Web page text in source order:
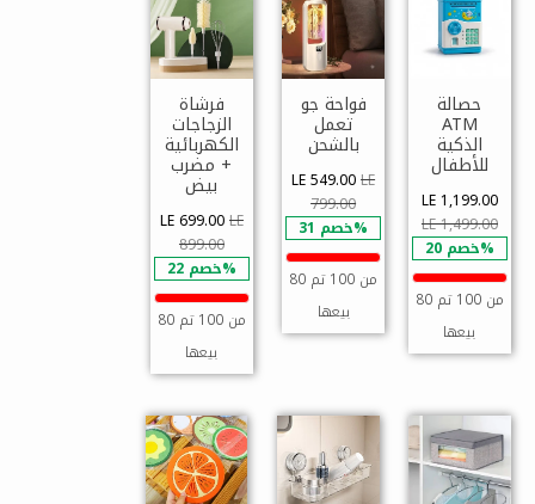
حصالة
ATM
الذكية
للأطفال
LE 1,199.00
LE 1,499.00
خصم 20%
80 من 100 تم
بيعها
فواحة جو
تعمل
بالشحن
LE 549.00LE
799.00
خصم 31%
80 من 100 تم
بيعها
فرشاة
الزجاجات
الكهربائية
+ مضرب
بيض
LE 699.00LE
899.00
خصم 22%
80 من 100 تم
بيعها